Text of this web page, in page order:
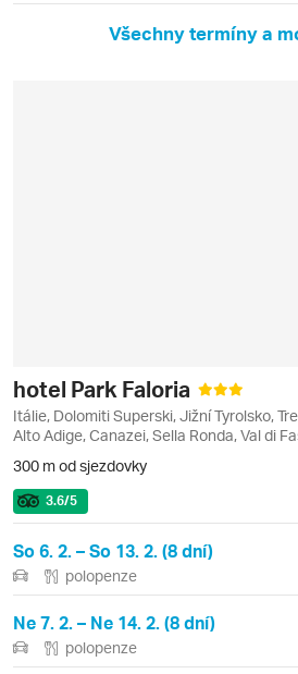
Všechny termíny a
hotel Park Faloria
Itálie, Dolomiti Superski, Jižní Tyrolsko,
Alto Adige, Canazei, Sella Ronda, Val di
300 m od sjezdovky
3.6/5
So 6. 2. – So 13. 2. (8 dní)
polopenze
Ne 7. 2. – Ne 14. 2. (8 dní)
polopenze